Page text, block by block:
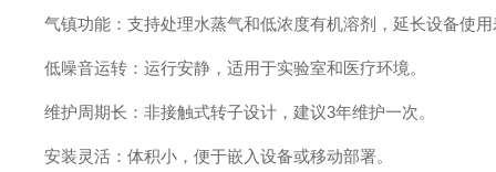
气镇功能：支持处理水蒸气和低浓度有机溶剂，延长设备使
低噪音运转：运行安静，适用于实验室和医疗环境。
维护周期长：非接触式转子设计，建议3年维护一次。
安装灵活：体积小，便于嵌入设备或移动部署。